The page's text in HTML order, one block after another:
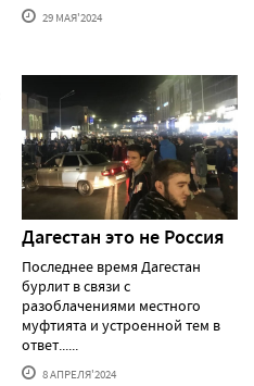
29 МАЯ'2024
Дагестан это не Россия
Последнее время Дагестан
бурлит в связи с
разоблачениями местного
муфтията и устроенной тем в
ответ......
8 АПРЕЛЯ'2024